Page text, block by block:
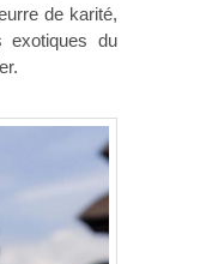
de karité,
exotiques du